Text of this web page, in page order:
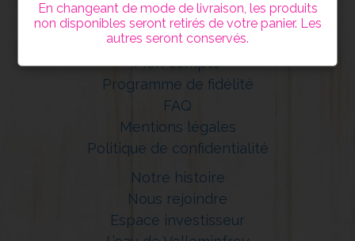
Mon compte
Programme de fidélité
FAQ
Mentions légales
Politique de confidentialité
Notre histoire
Nous rejoindre
Espace investisseur
En changeant de mode de livraison, les produits
non disponibles seront retirés de votre panier. Les
autres seront conservés.